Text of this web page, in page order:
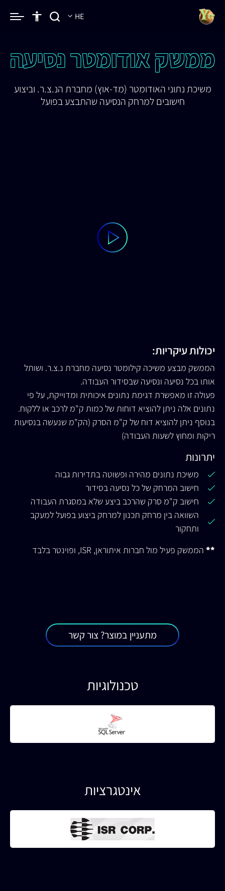
HE
ממשק אודומטר נסיעה
משיכת נתוני האודומטר (מד-אוץ) מחברת הנ.צ.ר. וביצוע
חישובים למרחק הנסיעה שהתבצע בפועל
יכולות עיקריות:
הממשק מבצע משיכה קילומטר נסיעה מחברת נ.צ.ר. ושותל
אותו בכל נסיעה ונסיעה שבסידור העבודה.
פעולה זו מאפשרת דגימת נתונים איכותית ומדוייקת, על פי
נתונים אלה ניתן להוציא דוחות של כמות ק"מ לרכב או ללקוח.
בנוסף ניתן להוציא דוח של ק"מ הסרק (הק"מ שנעשה בנסיעות
ריקות ומחוץ לשעות העבודה)
יתרונות
משיכת נתונים מהירה ופשוטה בתדירות גבוה
חישוב המרחק של כל נסיעה בסידור
חישוב ק"מ סרק שהרכב ביצע שלא במסגרת העבודה
השוואה בין מרחק תכנון למרחק ביצוע בפועל למעקב
ותחקור
** הממשק פעיל מול חברות איתוראן, ISR, ופוינטר בלבד
מתעניין במוצר? צור קשר
טכנולוגיות
אינטגרציות